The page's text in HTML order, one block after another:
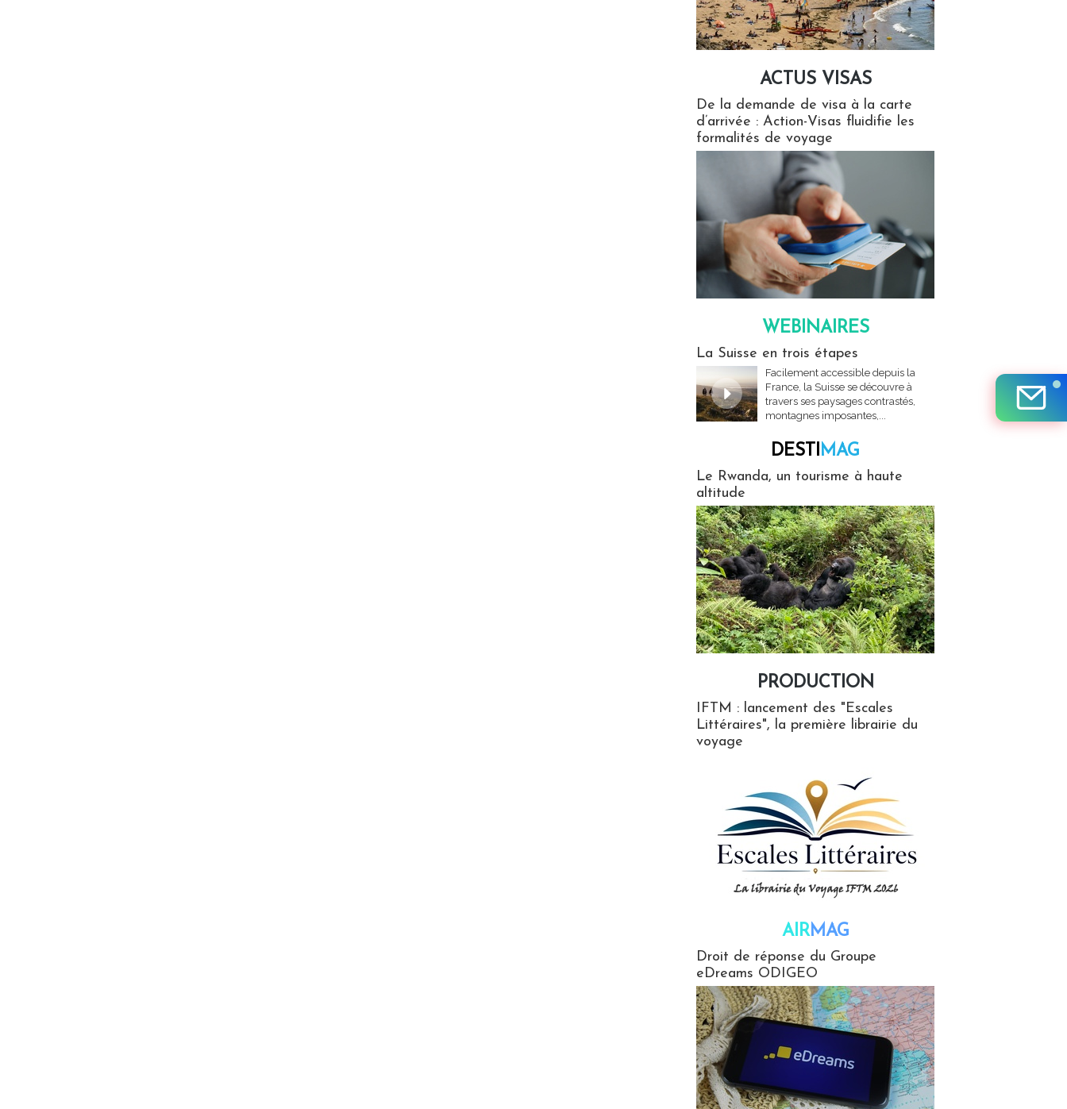
ACTUS VISAS
De la demande de visa à la carte
d’arrivée : Action-Visas fluidifie les
formalités de voyage
WEBINAIRES
La Suisse en trois étapes
Facilement accessible depuis la
France, la Suisse se découvre à
travers ses paysages contrastés,
montagnes imposantes,...
DESTIMAG
Le Rwanda, un tourisme à haute
altitude
PRODUCTION
IFTM : lancement des "Escales
Littéraires", la première librairie du
voyage
AIRMAG
Droit de réponse du Groupe
eDreams ODIGEO